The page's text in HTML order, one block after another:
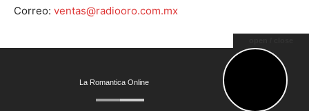
Correo: ventas@radiooro.com.mx
© Todos los Derechos Reservados 2023 - Grupo Oro - La
Romántica 92.9 HD2
La Romantica Online